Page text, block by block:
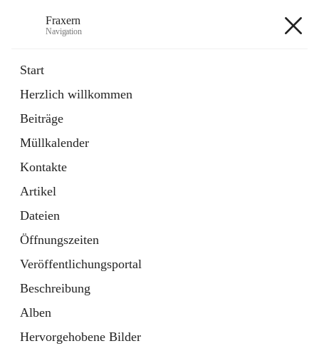
Fraxern
Navigation
Start
Herzlich willkommen
Beiträge
Müllkalender
Kontakte
Artikel
Dateien
Öffnungszeiten
Veröffentlichungsportal
Beschreibung
Alben
Hervorgehobene Bilder
Ordner
in
Tab
Formulare
Artikel
öffnet
in
neuem
Tab